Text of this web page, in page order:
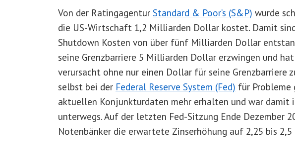
Von der Ratingagentur Standard & Poor’s (S&P) wurde
die US-Wirtschaft 1,2 Milliarden Dollar kostet. Damit
Shutdown Kosten von über fünf Milliarden Dollar
seine Grenzbarriere 5 Milliarden Dollar erzwingen und
verursacht ohne nur einen Dollar für seine Grenzbarriere
selbst bei der Federal Reserve System (Fed) für Probleme
aktuellen Konjunkturdaten mehr erhalten und war
unterwegs. Auf der letzten Fed-Sitzung Ende Dezember
Notenbänker die erwartete Zinserhöhung auf 2,25 bis